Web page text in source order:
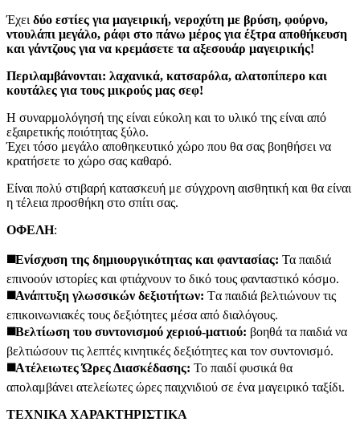
Έχει δύο εστίες για μαγειρική, νεροχύτη με βρύση, φούρνο,
ντουλάπι μεγάλο, ράφι στο πάνω μέρος για έξτρα αποθήκευση
και γάντζους για να κρεμάσετε τα αξεσουάρ μαγειρικής!
Περιλαμβάνονται: λαχανικά, κατσαρόλα, αλατοπίπερο και
κουτάλες για τους μικρούς μας σεφ!
Η συναρμολόγησή της είναι εύκολη και το υλικό της είναι από
εξαιρετικής ποιότητας ξύλο.
Έχει τόσο μεγάλο αποθηκευτικό χώρο που θα σας βοηθήσει να
κρατήσετε το χώρο σας καθαρό.
Είναι πολύ στιβαρή κατασκευή με σύγχρονη αισθητική και θα είναι
η τέλεια προσθήκη στο σπίτι σας.
ΟΦΕΛΗ:
◼️Ενίσχυση της δημιουργικότητας και φαντασίας: Τα παιδιά
επινοούν ιστορίες και φτιάχνουν το δικό τους φανταστικό κόσμο.
◼️Ανάπτυξη γλωσσικών δεξιοτήτων: Tα παιδιά βελτιώνουν τις
επικοινωνιακές τους δεξιότητες μέσα από διαλόγους.
◼️Βελτίωση του συντονισμού χεριού-ματιού: βοηθά τα παιδιά να
βελτιώσουν τις λεπτές κινητικές δεξιότητες και τον συντονισμό.
◼️Ατέλειωτες Ώρες Διασκέδασης: Το παιδί φυσικά θα
απολαμβάνει ατελείωτες ώρες παιχνιδιού σε ένα μαγειρικό ταξίδι.
ΤΕΧΝΙΚΑ ΧΑΡΑΚΤΗΡΙΣΤΙΚΑ